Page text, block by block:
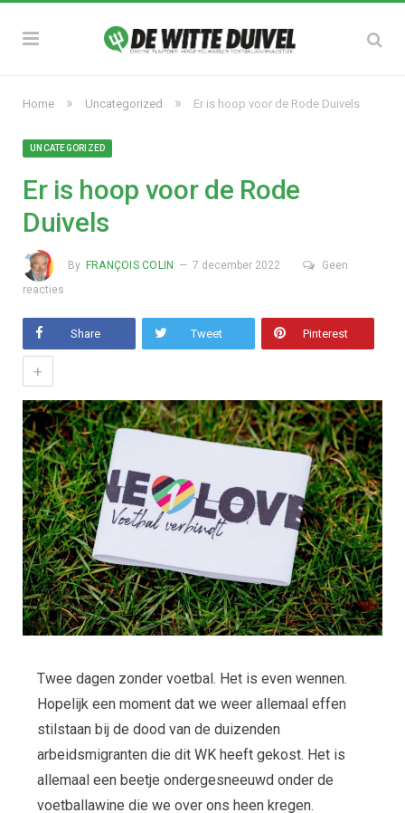
Home » Uncategorized » Er is hoop voor de Rode Duivels
UNCATEGORIZED
Er is hoop voor de Rode
Duivels
By FRANÇOIS COLIN 7 december 2022
Geen
reacties
Share Tweet Pinterest
+
Twee dagen zonder voetbal. Het is even wennen.
Hopelijk een moment dat we weer allemaal effen
stilstaan bij de dood van de duizenden
arbeidsmigranten die dit WK heeft gekost. Het is
allemaal een beetje ondergesneeuwd onder de
voetballawine die we over ons heen kregen.